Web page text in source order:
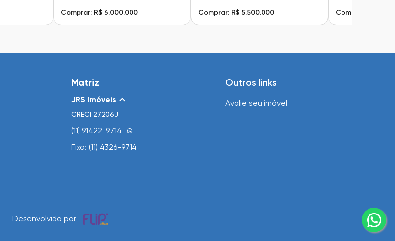
Comprar: R$ 6.000.000 Comprar: R$ 5.500.000 Comprar: R$
Matriz
JRS Imóveis
CRECI 27.206J
(11) 91422-9714
Fixo: (11) 4326-9714
Outros links
Avalie seu imóvel
Desenvolvido por